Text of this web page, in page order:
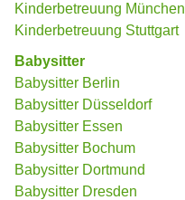
Kinderbetreuung München
Kinderbetreuung Stuttgart
Babysitter
Babysitter Berlin
Babysitter Düsseldorf
Babysitter Essen
Babysitter Bochum
Babysitter Dortmund
Babysitter Dresden